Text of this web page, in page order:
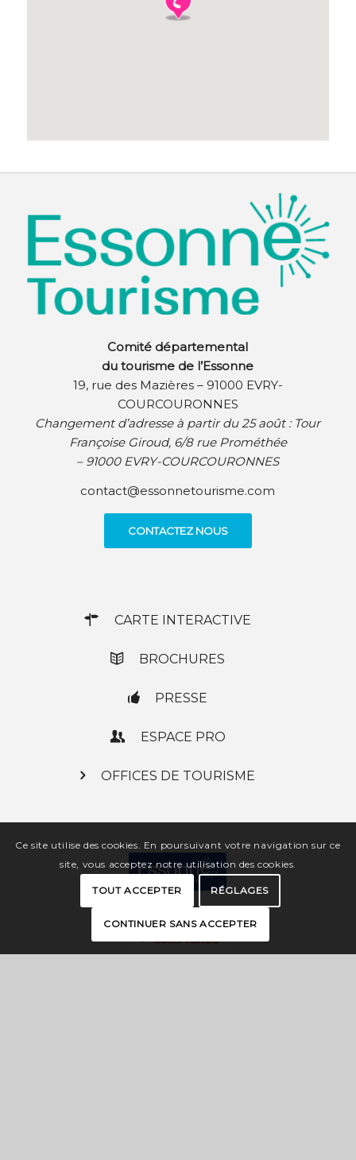
Comité départemental
du tourisme de l’Essonne
19, rue des Mazières – 91000 EVRY-
COURCOURONNES
Changement d’adresse à partir du 25 août : Tour
Françoise Giroud, 6/8 rue Prométhée
– 91000 EVRY-COURCOURONNES
contact@essonnetourisme.com
CONTACTEZ NOUS
CARTE INTERACTIVE
BROCHURES
PRESSE
ESPACE PRO
OFFICES DE TOURISME
Ce site utilise des cookies. En poursuivant votre navigation sur ce
site, vous acceptez notre utilisation des cookies.
TOUT ACCEPTER RÉGLAGES
CONTINUER SANS ACCEPTER